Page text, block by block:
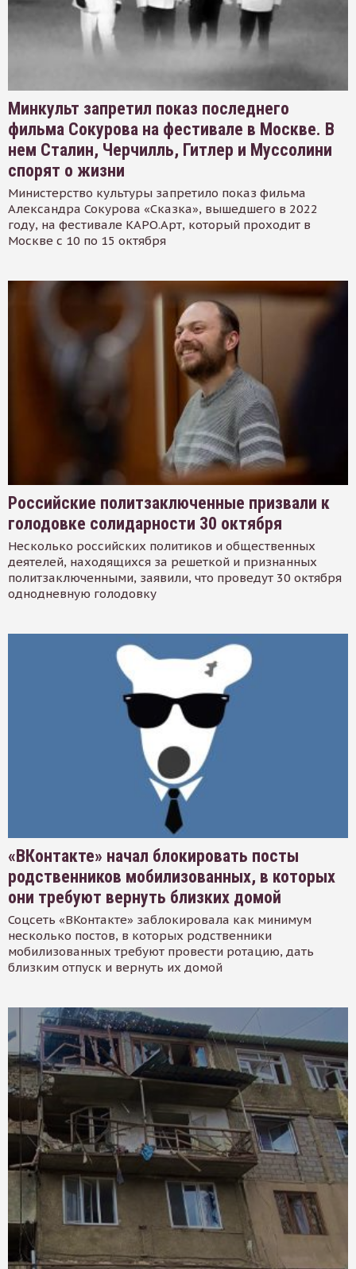
Минкульт запретил показ последнего
фильма Сокурова на фестивале в Москве. В
нем Сталин, Черчилль, Гитлер и Муссолини
спорят о жизни
Министерство культуры запретило показ фильма
Александра Сокурова «Сказка», вышедшего в 2022
году, на фестивале КАРО.Арт, который проходит в
Москве с 10 по 15 октября
Российские политзаключенные призвали к
голодовке солидарности 30 октября
Несколько российских политиков и общественных
деятелей, находящихся за решеткой и признанных
политзаключенными, заявили, что проведут 30 октября
однодневную голодовку
«ВКонтакте» начал блокировать посты
родственников мобилизованных, в которых
они требуют вернуть близких домой
Соцсеть «ВКонтакте» заблокировала как минимум
несколько постов, в которых родственники
мобилизованных требуют провести ротацию, дать
близким отпуск и вернуть их домой